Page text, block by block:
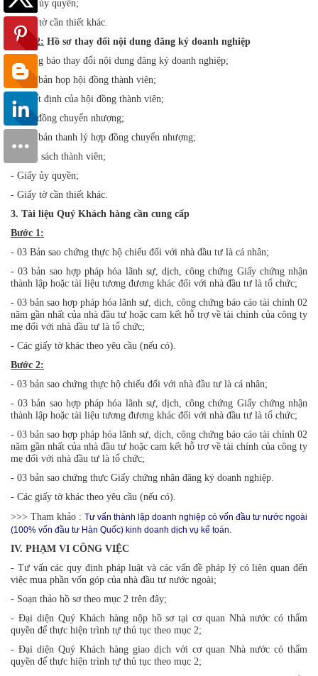
- Giấy ủy quyền;
- Giấy tờ cần thiết khác.
Bước 2: Hồ sơ thay đổi nội dung đăng ký doanh nghiệp
- Thông báo thay đổi nội dung đăng ký doanh nghiệp;
- Biên bản họp hội đồng thành viên;
- Quyết định của hội đồng thành viên;
- Hợp đồng chuyển nhượng;
- Biên bản thanh lý hợp đồng chuyển nhượng;
- Danh sách thành viên;
- Giấy ủy quyền;
- Giấy tờ cần thiết khác.
3. Tài liệu Quý Khách hàng cần cung cấp
Bước 1:
- 03 Bản sao chứng thực hộ chiếu đối với nhà đầu tư là cá nhân;
- 03 bản sao hợp pháp hóa lãnh sự, dịch, công chứng Giấy chứng nhận
thành lập hoặc tài liệu tương đương khác đối với nhà đầu tư là tổ chức;
- 03 bản sao hợp pháp hóa lãnh sự, dịch, công chứng báo cáo tài chính 02
năm gần nhất của nhà đầu tư hoặc cam kết hỗ trợ về tài chính của công ty
mẹ đối với nhà đầu tư là tổ chức;
- Các giấy tờ khác theo yêu cầu (nếu có).
Bước 2:
- 03 bản sao chứng thực hộ chiếu đối với nhà đầu tư là cá nhân;
- 03 bản sao hợp pháp hóa lãnh sự, dịch, công chứng Giấy chứng nhận
thành lập hoặc tài liệu tương đương khác đối với nhà đầu tư là tổ chức;
- 03 bản sao hợp pháp hóa lãnh sự, dịch, công chứng báo cáo tài chính 02
năm gần nhất của nhà đầu tư hoặc cam kết hỗ trợ về tài chính của công ty
mẹ đối với nhà đầu tư là tổ chức;
- 03 bản sao chứng thực Giấy chứng nhận đăng ký doanh nghiệp.
- Các giấy tờ khác theo yêu cầu (nếu có).
>>> Tham khảo : Tư vấn thành lập doanh nghiệp có vốn đầu tư nước ngoài
(100% vốn đầu tư Hàn Quốc) kinh doanh dịch vụ kế toán
IV. PHẠM VI CÔNG VIỆC
- Tư vấn các quy định pháp luật và các vấn đề pháp lý có liên quan đến
việc mua phần vốn góp của nhà đầu tư nước ngoài;
- Soạn thảo hồ sơ theo mục 2 trên đây;
- Đại diện Quý Khách hàng nộp hồ sơ tại cơ quan Nhà nước có thẩm
quyền để thực hiện trình tự thủ tục theo mục 2;
- Đại diện Quý Khách hàng giao dịch với cơ quan Nhà nước có thẩm
quyền để thực hiện trình tự thủ tục theo mục 2;